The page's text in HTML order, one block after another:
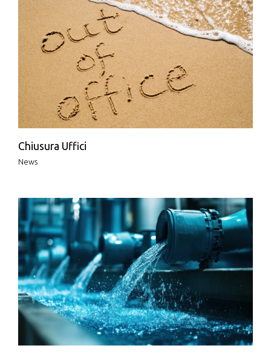
Chiusura Uffici
News